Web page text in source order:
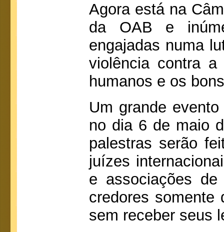
Agora está na
da OAB e
engajadas numa
violência contra a
humanos e os
Um grande
no dia 6 de maio
palestras serão
juízes
e associações
credores somente
sem receber seus